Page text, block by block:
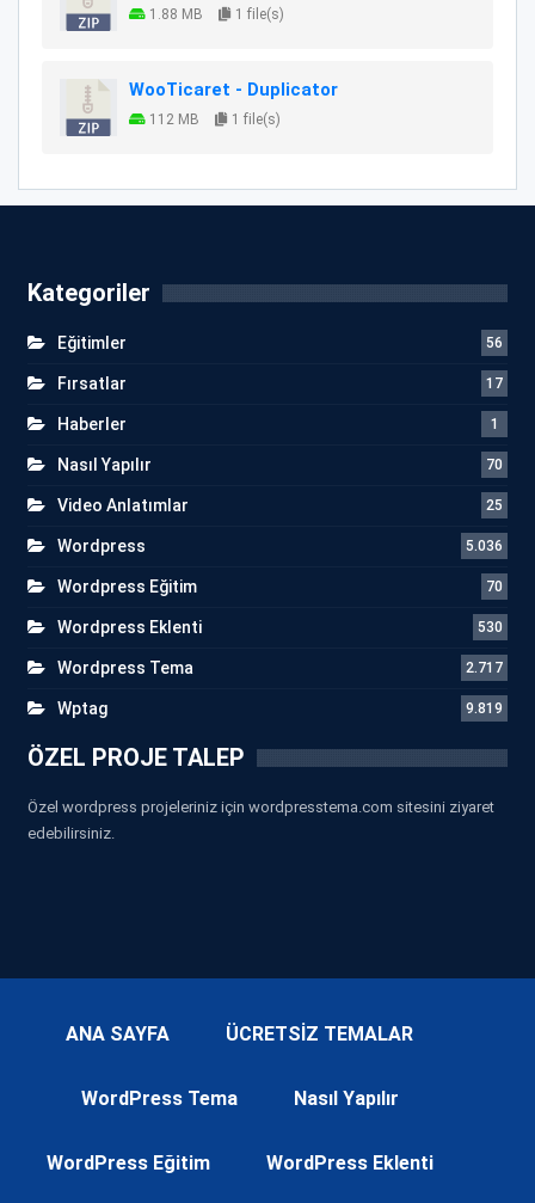
1.88 MB 1 file(s)
WooTicaret - Duplicator
112 MB 1 file(s)
Kategoriler
Eğitimler 56
Fırsatlar 17
Haberler 1
Nasıl Yapılır 70
Video Anlatımlar 25
Wordpress 5.036
Wordpress Eğitim 70
Wordpress Eklenti 530
Wordpress Tema 2.717
Wptag 9.819
ÖZEL PROJE TALEP
Özel wordpress projeleriniz için wordpresstema.com sitesini ziyaret
edebilirsiniz.
ANA SAYFA ÜCRETSİZ TEMALAR
WordPress Tema Nasıl Yapılır
WordPress Eğitim WordPress Eklenti